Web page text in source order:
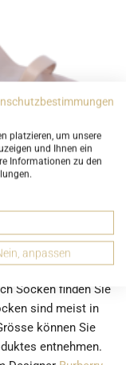
Braun Gr. 40 -
Socken finden Sie
sind meist in
können Sie
entnehmen.
platzieren, um unsere
und Ihnen ein
Informationen zu den
anpassen